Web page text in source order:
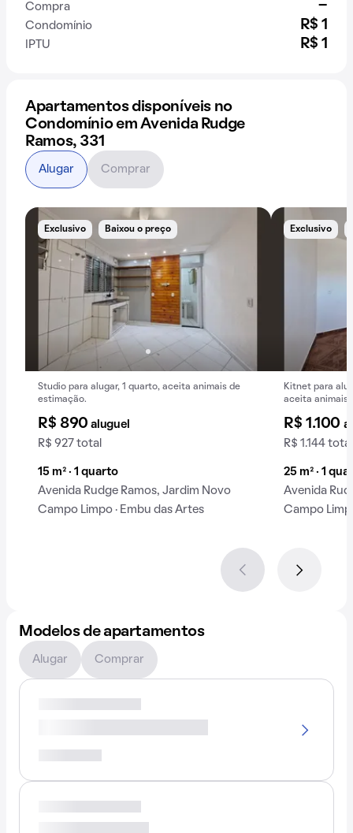
Compra -
Condomínio R$ 1
IPTU R$ 1
Apartamentos disponíveis no
Condomínio em Avenida Rudge
Ramos, 331
Exclusivo Baixou o preço
Studio para alugar, 1 quarto, aceita animais de
estimação.
R$ 890aluguel
R$ 927 total
15 m² · 1 quarto
Avenida Rudge Ramos, Jardim Novo
Campo Limpo · Embu das Artes
Exclusivo
Kitnet para
aceita animais.
R$ 1.100
R$ 1.144 total
25 m² · 1
Avenida
Campo
Alugar Comprar
Modelos de apartamentos
Alugar Comprar